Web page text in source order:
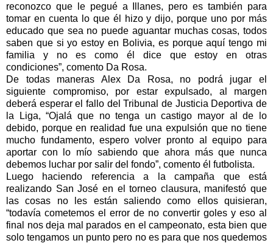
reconozco que le pegué a Illanes, pero es también para
tomar en cuenta lo que él hizo y dijo, porque uno por más
educado que sea no puede aguantar muchas cosas, todos
saben que si yo estoy en Bolivia, es porque aquí tengo mi
familia y no es como él dice que estoy en otras
condiciones”, comento Da Rosa.
De todas maneras Alex Da Rosa, no podrá jugar el
siguiente compromiso, por estar expulsado, al margen
deberá esperar el fallo del Tribunal de Justicia Deportiva de
la Liga, “Ojalá que no tenga un castigo mayor al de lo
debido, porque en realidad fue una expulsión que no tiene
mucho fundamento, espero volver pronto al equipo para
aportar con lo mío sabiendo que ahora más que nunca
debemos luchar por salir del fondo”, comento él futbolista.
Luego haciendo referencia a la campaña que está
realizando San José en el torneo clausura, manifestó que
las cosas no les están saliendo como ellos quisieran,
“todavía cometemos el error de no convertir goles y eso al
final nos deja mal parados en el campeonato, esta bien que
solo tengamos un punto pero no es para que nos quedemos